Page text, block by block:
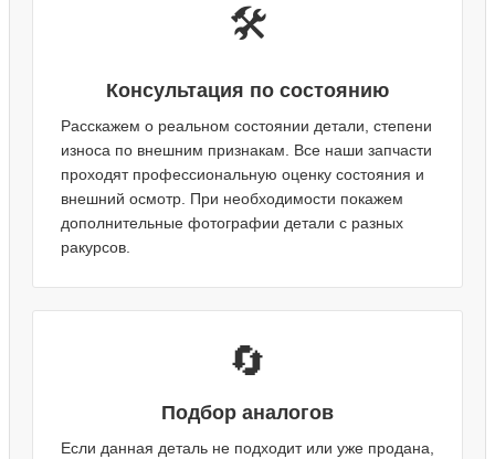
🛠️
Консультация по состоянию
Расскажем о реальном состоянии детали, степени
износа по внешним признакам. Все наши запчасти
проходят профессиональную оценку состояния и
внешний осмотр. При необходимости покажем
дополнительные фотографии детали с разных
ракурсов.
🔄
Подбор аналогов
Если данная деталь не подходит или уже продана,